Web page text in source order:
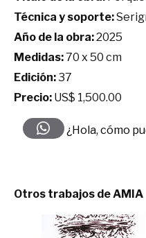
Técnica y soporte:
Año de la obra:2025
Medidas:70 x 50 cm
Edición:37
Precio: US$ 1,500.00
¿Hola, cómo
Otros trabajos de AMIA